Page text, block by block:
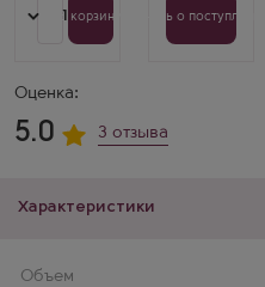
Оценка:
5.0 3 отзыва
Характеристики
Объем
1В корзину Узнать о поступлении